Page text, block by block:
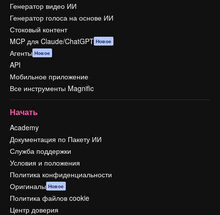
Генератор видео ИИ
Генератор голоса на основе ИИ
Стоковый контент
MCP для Claude/ChatGPT Новое
Агенты Новое
API
Мобильное приложение
Все инструменты Magnific
Начать
Academy
Документация по Пакету ИИ
Служба поддержки
Условия и положения
Политика конфиденциальности
Оригиналы Новое
Политика файлов cookie
Центр доверия